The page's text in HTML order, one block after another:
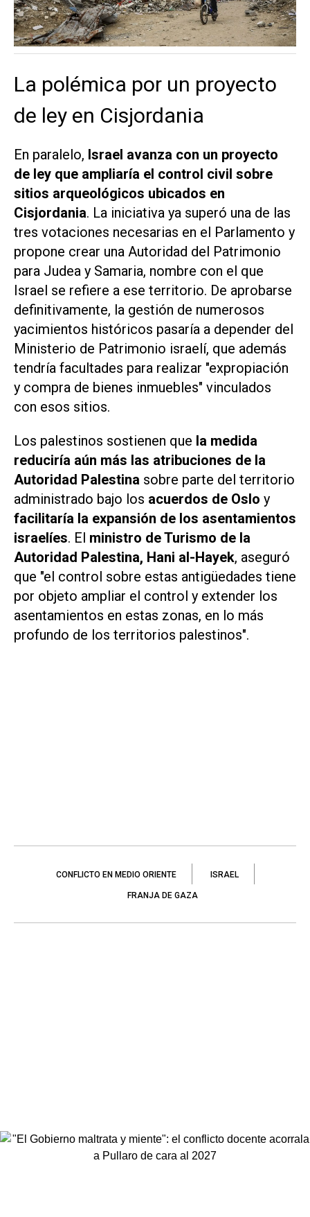
La polémica por un proyecto
de ley en Cisjordania
En paralelo, Israel avanza con un proyecto
de ley que ampliaría el control civil sobre
sitios arqueológicos ubicados en
Cisjordania. La iniciativa ya superó una de las
tres votaciones necesarias en el Parlamento y
propone crear una Autoridad del Patrimonio
para Judea y Samaria, nombre con el que
Israel se refiere a ese territorio. De aprobarse
definitivamente, la gestión de numerosos
yacimientos históricos pasaría a depender del
Ministerio de Patrimonio israelí, que además
tendría facultades para realizar "expropiación
y compra de bienes inmuebles" vinculados
con esos sitios.
Los palestinos sostienen que la medida
reduciría aún más las atribuciones de la
Autoridad Palestina sobre parte del territorio
administrado bajo los acuerdos de Oslo y
facilitaría la expansión de los asentamientos
israelíes. El ministro de Turismo de la
Autoridad Palestina, Hani al-Hayek, aseguró
que "el control sobre estas antigüedades tiene
por objeto ampliar el control y extender los
asentamientos en estas zonas, en lo más
profundo de los territorios palestinos".
CONFLICTO EN MEDIO ORIENTE ISRAEL
FRANJA DE GAZA